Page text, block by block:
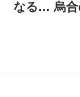
なる… 烏合